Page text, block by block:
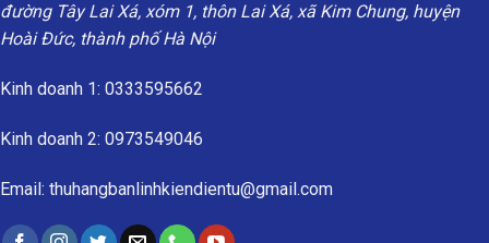
đường Tây Lai Xá, xóm 1, thôn Lai Xá, xã Kim Chung, huyện
Hoài Đức, thành phố Hà Nội
Kinh doanh 1: 0333595662
Kinh doanh 2: 0973549046
Email: thuhangbanlinhkiendientu@gmail.com